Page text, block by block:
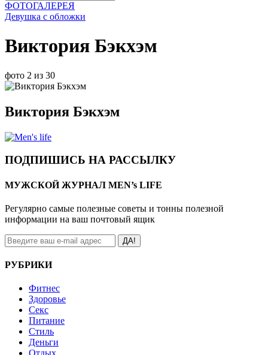
ФОТОГАЛЕРЕЯ
Девушка с обложки
Виктория Бэкхэм
фото 2 из 30
Виктория Бэкхэм
ПОДПИШИСЬ НА РАССЫЛКУ
МУЖСКОЙ ЖУРНАЛ MEN’s LIFE
Регулярно самые полезные советы и тонны полезной
информации на ваш почтовый ящик
ДА!
РУБРИКИ
Фитнес
Здоровье
Секс
Питание
Стиль
Деньги